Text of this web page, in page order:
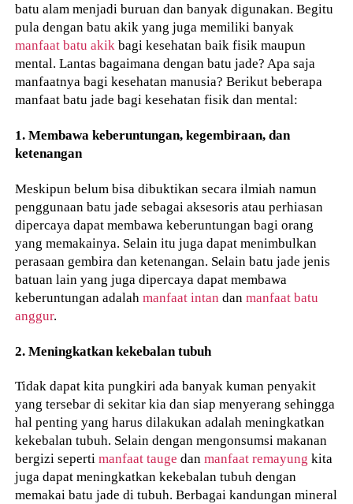
batu alam menjadi buruan dan banyak digunakan. Begitu
pula dengan batu akik yang juga memiliki banyak
manfaat batu akik bagi kesehatan baik fisik maupun
mental. Lantas bagaimana dengan batu jade? Apa saja
manfaatnya bagi kesehatan manusia? Berikut beberapa
manfaat batu jade bagi kesehatan fisik dan mental:
1. Membawa keberuntungan, kegembiraan, dan
ketenangan
Meskipun belum bisa dibuktikan secara ilmiah namun
penggunaan batu jade sebagai aksesoris atau perhiasan
dipercaya dapat membawa keberuntungan bagi orang
yang memakainya. Selain itu juga dapat menimbulkan
perasaan gembira dan ketenangan. Selain batu jade jenis
batuan lain yang juga dipercaya dapat membawa
keberuntungan adalahmanfaat intan danmanfaat batu
anggur.
2. Meningkatkan kekebalan tubuh
Tidak dapat kita pungkiri ada banyak kuman penyakit
yang tersebar di sekitar kia dan siap menyerang sehingga
hal penting yang harus dilakukan adalah meningkatkan
kekebalan tubuh. Selain dengan mengonsumsi makanan
bergizi sepertimanfaat tauge danmanfaat remayung kita
juga dapat meningkatkan kekebalan tubuh dengan
memakai batu jade di tubuh. Berbagai kandungan mineral